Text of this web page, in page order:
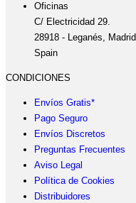
Oficinas
C/ Electricidad 29.
28918 - Leganés, Madrid
Spain
CONDICIONES
Envíos Gratis*
Pago Seguro
Envíos Discretos
Preguntas Frecuentes
Aviso Legal
Política de Cookies
Distribuidores